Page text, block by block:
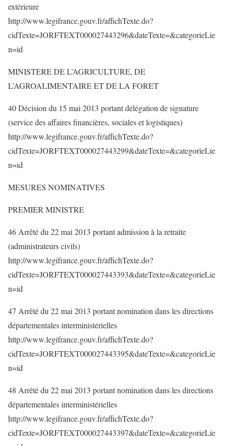
extérieure
http://www.legifrance.gouv.fr/affichTexte.do?
cidTexte=JORFTEXT000027443296&dateTexte=&categorieLie
n=id
MINISTERE DE L’AGRICULTURE, DE
L’AGROALIMENTAIRE ET DE LA FORET
40 Décision du 15 mai 2013 portant délégation de signature
(service des affaires financières, sociales et logistiques)
http://www.legifrance.gouv.fr/affichTexte.do?
cidTexte=JORFTEXT000027443299&dateTexte=&categorieLie
n=id
MESURES NOMINATIVES
PREMIER MINISTRE
46 Arrêté du 22 mai 2013 portant admission à la retraite
(administrateurs civils)
http://www.legifrance.gouv.fr/affichTexte.do?
cidTexte=JORFTEXT000027443393&dateTexte=&categorieLie
n=id
47 Arrêté du 22 mai 2013 portant nomination dans les directions
départementales interministérielles
http://www.legifrance.gouv.fr/affichTexte.do?
cidTexte=JORFTEXT000027443395&dateTexte=&categorieLie
n=id
48 Arrêté du 22 mai 2013 portant nomination dans les directions
départementales interministérielles
http://www.legifrance.gouv.fr/affichTexte.do?
cidTexte=JORFTEXT000027443397&dateTexte=&categorieLie